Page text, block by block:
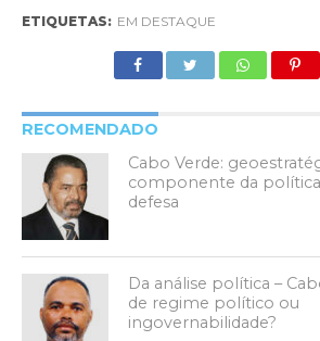
ETIQUETAS: EM DESTAQUE
RECOMENDADO
Cabo Verde:
componente da
defesa
Da análise política –
de regime político ou
ingovernabilidade?